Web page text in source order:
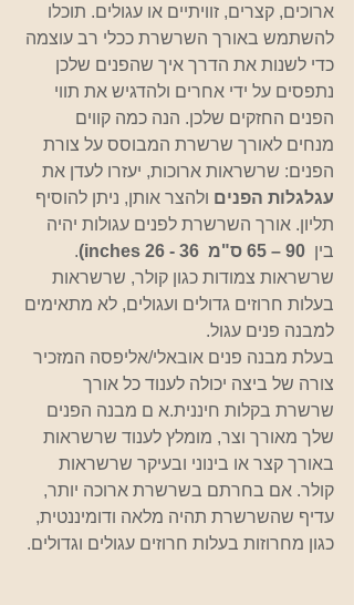
ארוכים, קצרים, זוויתיים או עגולים. תוכלו
להשתמש באורך השרשרת ככלי רב עוצמה
כדי לשנות את הדרך איך שהפנים שלכן
נתפסים על ידי אחרים ולהדגיש את תווי
הפנים החזקים שלכן. הנה כמה קווים
מנחים לאורך שרשרת המבוסס על צורת
הפנים: שרשראות ארוכות, יעזרו לעדן את
עגלגלות הפנים ולהצר אותן, ניתן להוסיף
תליון. אורך השרשרת לפנים עגולות יהיה
בין 90 – 65 ס"מ  36 - 26 inches)
.
שרשראות צמודות כגון קולר, שרשראות
בעלות חרוזים גדולים ועגולים, לא מתאימים
למבנה פנים עגול.
בעלת מבנה פנים אובאלי/אליפסה המזכיר
צורה של ביצה יכולה לענוד כל אורך
שרשרת בקלות חיננית.א ם מבנה הפנים
שלך מאורך וצר, מומלץ לענוד שרשראות
באורך קצר או בינוני ובעיקר שרשראות
קולר. אם בחרתם בשרשרת ארוכה יותר,
עדיף שהשרשרת תהיה מלאה ודומיננטית,
כגון מחרוזות בעלות חרוזים עגולים וגדולים.